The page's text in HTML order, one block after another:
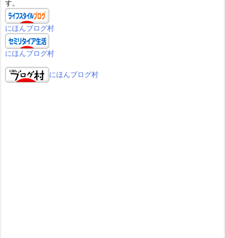
す。
にほんブログ村
にほんブログ村
にほんブログ村